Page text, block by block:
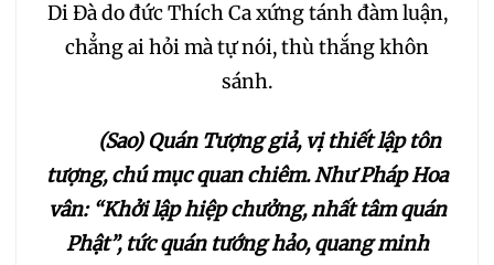
213 214 215 216
219
221 222 223
224 225 226
Di Đà do đức Thích Ca xứng tánh đàm luận,
chẳng ai hỏi mà tự nói, thù thắng khôn
sánh.
(Sao) Quán Tượng giả, vị thiết lập tôn
tượng, chú mục quan chiêm. Như Pháp Hoa
vân: “Khởi lập hiệp chưởng, nhất tâm quán
Phật”, tức quán tướng hảo, quang minh